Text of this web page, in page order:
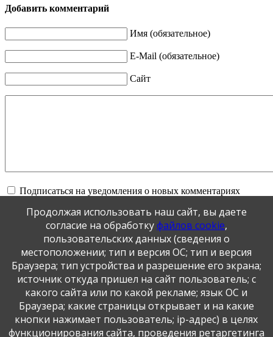
Добавить комментарий
Имя (обязательное)
E-Mail (обязательное)
Сайт
Подписаться на уведомления о новых комментариях
Отправить
JComments
Публикация персональных данных, в том числе
фотографий, производится в соответствии с
Федеральным законом от 27.07.2006 г. № 152-ФЗ " О
персональных данных", с согласия субъекта персональных
Продолжая использовать наш сайт, вы даете
согласие на обработкуфайлов cookie,
пользовательских данных (сведения о
местоположении; тип и версия ОС; тип и версия
Браузера; тип устройства и разрешение его экрана;
источник откуда пришел на сайт пользователь; с
какого сайта или по какой рекламе; язык ОС и
Браузера; какие страницы открывает и на какие
кнопки нажимает пользователь; ip-адрес) в целях
функционирования сайта, проведения ретаргетинга